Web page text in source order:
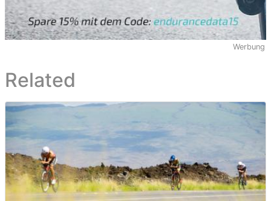
Werbung
Related